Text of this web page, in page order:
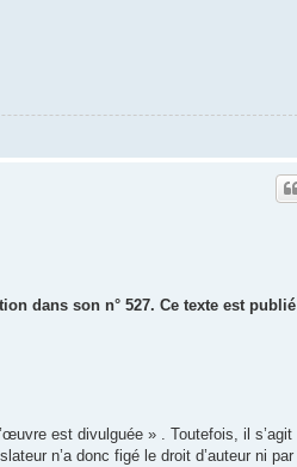
dans son n° 527. Ce texte est publié
est divulguée » . Toutefois, il s’agit
n’a donc figé le droit d’auteur ni par